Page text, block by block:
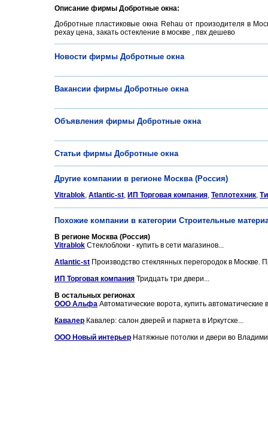
Описание фирмы Добротные окна:
Добротные пластиковые окна Rehau от произодителя в
рехау цена, закать остекление в москве , пвх дешево
Новости фирмы Добротные окна
Вакансии фирмы Добротные окна
Объявления фирмы Добротные окна
Статьи фирмы Добротные окна
Другие компании в регионе Москва (Россия)
Vitrablok, Atlantic-st, ИП Торговая компания, Теплотехник,
Похожие компании в категории Строительные
В регионе Москва (Россия)
Vitrablok Стеклоблоки - купить в сети магазинов...
Atlantic-st Производство стеклянных перегородок в Москве.
ИП Торговая компания Тридцать три двери...
В остальных регионах
ООО Альфа Автоматические ворота, купить
Кавалер Кавалер: салон дверей и паркета в Иркутске...
ООО Новый интерьер Натяжные потолки и двери во